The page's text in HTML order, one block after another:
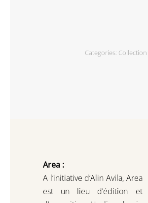
Categories:
Area :
A l’initiative d’Alin Avila, Area
est un lieu d’édition et